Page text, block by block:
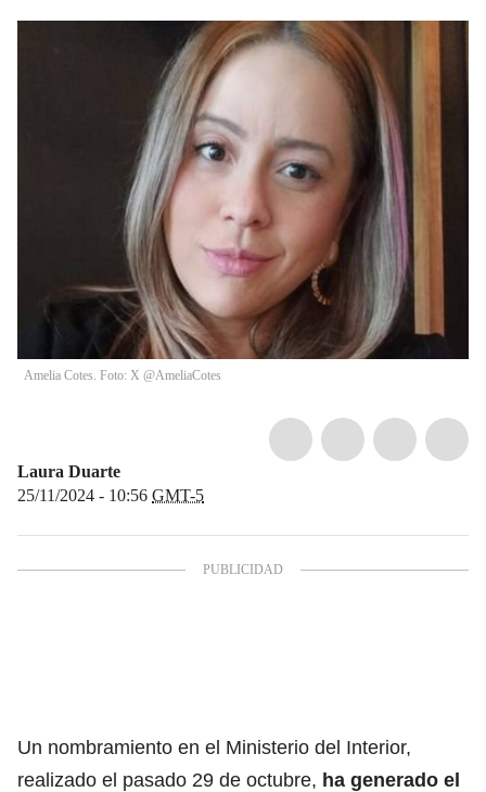
Amelia Cotes. Foto: X @AmeliaCotes
Laura Duarte
25/11/2024 - 10:56 GMT-5
Un nombramiento en el Ministerio del Interior,
realizado el pasado 29 de octubre, ha generado el